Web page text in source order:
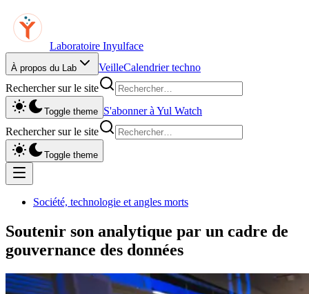
Laboratoire Inyulface
À propos du Lab VeilleCalendrier techno
Rechercher sur le site
Toggle theme S'abonner à Yul Watch
Rechercher sur le site
Toggle theme
Société, technologie et angles morts
Soutenir son analytique par un cadre de
gouvernance des données